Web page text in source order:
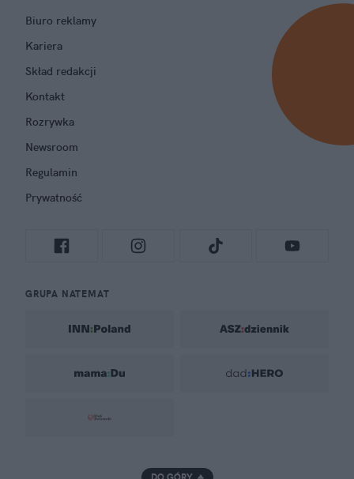
Biuro reklamy
Kariera
Skład redakcji
Kontakt
Rozrywka
Newsroom
Regulamin
Prywatność
GRUPA NATEMAT